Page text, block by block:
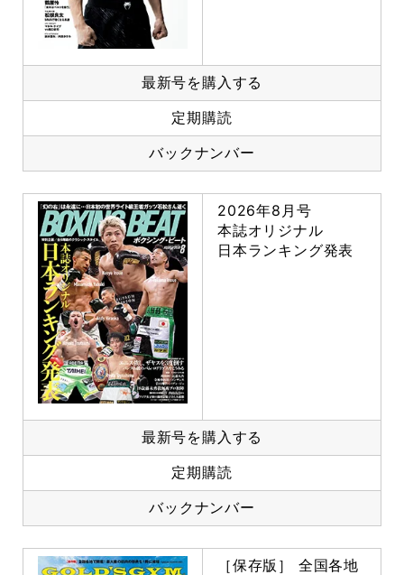
最新号を購入する
定期購読
バックナンバー
2026年8月号
本誌オリジナル
日本ランキング発表
最新号を購入する
定期購読
バックナンバー
［保存版］ 全国各地